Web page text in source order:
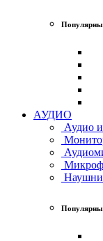
АУДИО
Аудио